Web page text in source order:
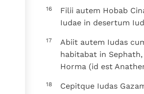
16
Filii autem Hobab
Iudae in desertum
17
Abiit autem Iudas
habitabat in
Horma (id est
18 Cepitque Iudas